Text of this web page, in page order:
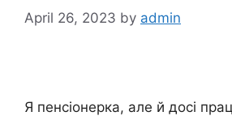
April 26, 2023 by admin
Я пенсіонерка, але й досі